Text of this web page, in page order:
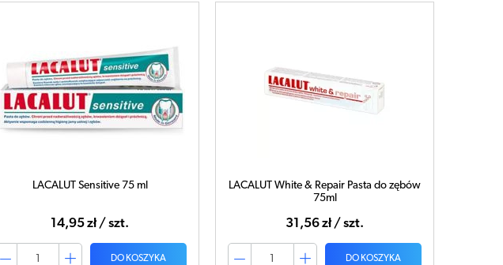
LACALUT Sensitive 75 ml
14,95 zł / szt.
DO KOSZYKA
LACALUT White & Repair Pasta do zębów
75ml
31,56 zł / szt.
DO KOSZYKA